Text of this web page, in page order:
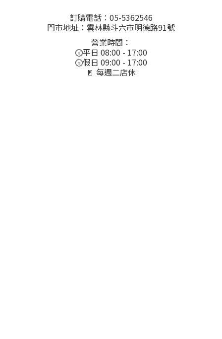
訂購電話：05-5362546
門市地址：雲林縣斗六市明德路91號
營業時間：
🕡平日 08:00 - 17:00
🕡假日 09:00 - 17:00
🚪 每週二店休